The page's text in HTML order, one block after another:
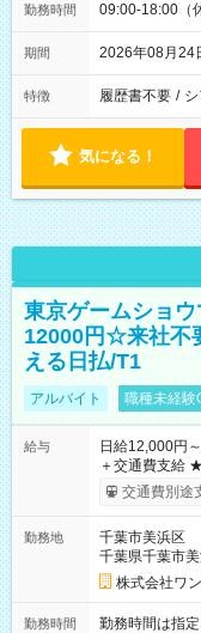
勤務時間 09:00-18:00（
期間 2026年08月
特徴 履歴書不要 /
気になる！
東京ゲームショ
12000円☆来社不
える日払/T1
アルバイト 職種未経験
給与
日給12,000円～
＋交通費支給 ★交通費一部支給 ┗1日500円を超えた分は全額支
給！ ※往復500円
（規定あり）
なし
交通費別途
勤務地
千葉市美浜区
千葉県千葉市
株式会社ワ
勤務時間
勤務時間は指定